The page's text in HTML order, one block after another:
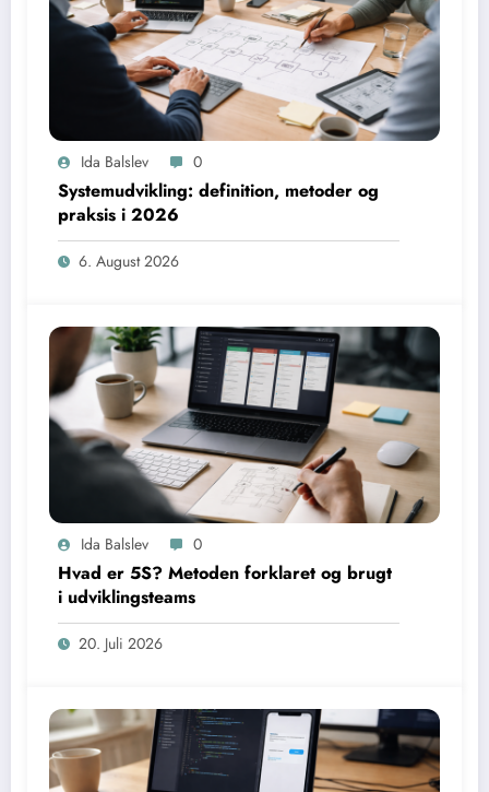
Ida Balslev 0
Systemudvikling: definition, metoder og
praksis i 2026
6. August 2026
Ida Balslev 0
Hvad er 5S? Metoden forklaret og brugt
i udviklingsteams
20. Juli 2026